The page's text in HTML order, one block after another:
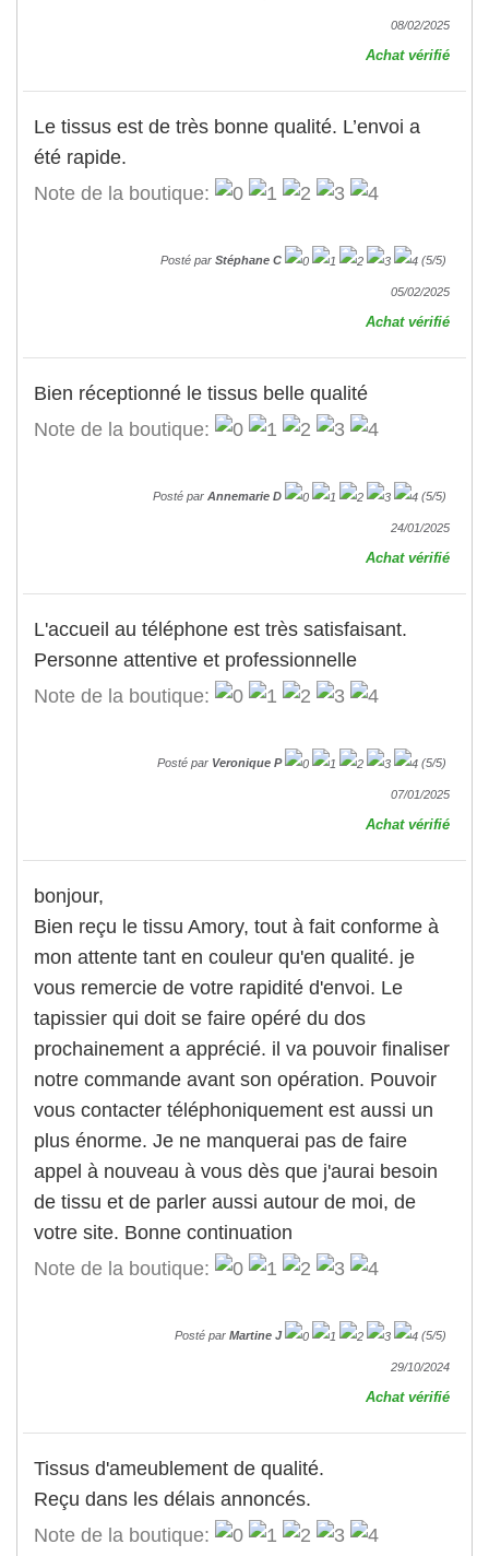
08/02/2025
Achat vérifié
Le tissus est de très bonne qualité. L’envoi a
été rapide.
Note de la boutique:
Posté par Stéphane C (5/5)
05/02/2025
Achat vérifié
Bien réceptionné le tissus belle qualité
Note de la boutique:
Posté par Annemarie D (5/5)
24/01/2025
Achat vérifié
L'accueil au téléphone est très satisfaisant.
Personne attentive et professionnelle
Note de la boutique:
Posté par Veronique P (5/5)
07/01/2025
Achat vérifié
bonjour,
Bien reçu le tissu Amory, tout à fait conforme à
mon attente tant en couleur qu'en qualité. je
vous remercie de votre rapidité d'envoi. Le
tapissier qui doit se faire opéré du dos
prochainement a apprécié. il va pouvoir finaliser
notre commande avant son opération. Pouvoir
vous contacter téléphoniquement est aussi un
plus énorme. Je ne manquerai pas de faire
appel à nouveau à vous dès que j'aurai besoin
de tissu et de parler aussi autour de moi, de
votre site. Bonne continuation
Note de la boutique:
Posté par Martine J (5/5)
29/10/2024
Achat vérifié
Tissus d'ameublement de qualité.
Reçu dans les délais annoncés.
Note de la boutique: